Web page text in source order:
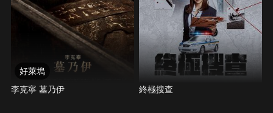
好萊塢
李克寧 墓乃伊
終極搜查